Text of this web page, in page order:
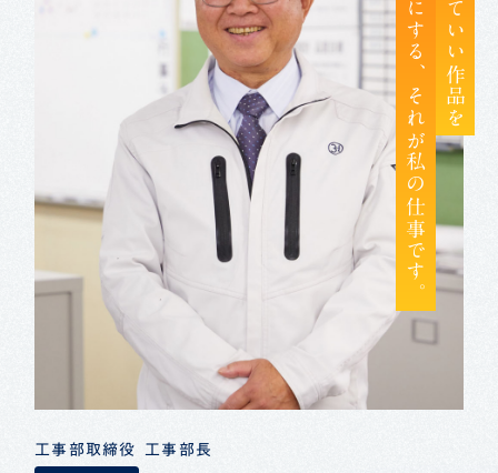
工事部取締役 工事部長